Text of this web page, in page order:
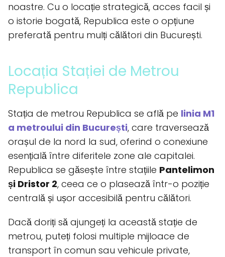
noastre. Cu o locație strategică, acces facil și
o istorie bogată, Republica este o opțiune
preferată pentru mulți călători din București.
Locația Stației de Metrou
Republica
Stația de metrou Republica se află pe linia M1
a metroului din București, care traversează
orașul de la nord la sud, oferind o conexiune
esențială între diferitele zone ale capitalei.
Republica se găsește între stațiile Pantelimon
și Dristor 2, ceea ce o plasează într-o poziție
centrală și ușor accesibilă pentru călători.
Dacă doriți să ajungeți la această stație de
metrou, puteți folosi multiple mijloace de
transport în comun sau vehicule private,